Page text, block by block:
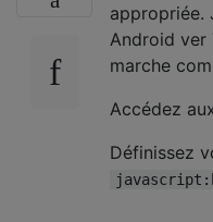
appropriée.
Android ver
marche
Accédez
Définissez